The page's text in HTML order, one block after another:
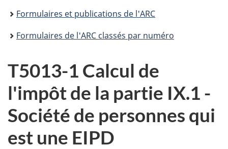
êtes
ici :
Formulaires et publications de l'ARC
Formulaires de l'ARC classés par numéro
T5013-1 Calcul de
l'impôt de la partie IX.1 -
Société de personnes qui
est une EIPD